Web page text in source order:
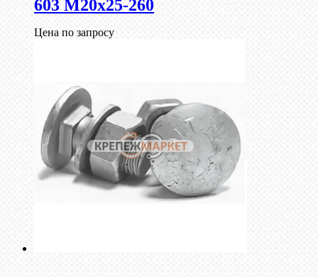
603 М20х25-260
Цена по запросу